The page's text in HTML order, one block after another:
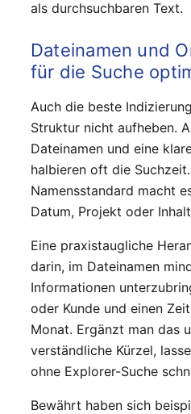
als durchsuchbaren Text.
Dateinamen und
für die Suche
Auch die beste
Struktur nicht aufheben.
Dateinamen und eine
halbieren oft die
Namensstandard macht
Datum, Projekt oder
Eine praxistaugliche
darin, im Dateinamen
Informationen
oder Kunde und einen
Monat. Ergänzt man das
verständliche Kürzel,
ohne Explorer-Suche
Bewährt haben sich